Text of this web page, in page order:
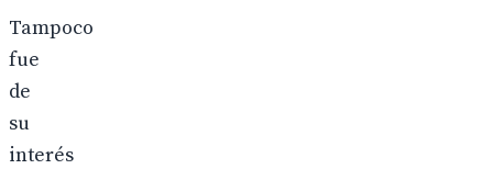
Tampoco
fue
de
su
interés